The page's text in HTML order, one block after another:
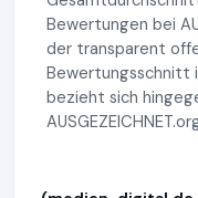
Bewertungen bei
der transparent
Bewertungsschnitt
bezieht sich